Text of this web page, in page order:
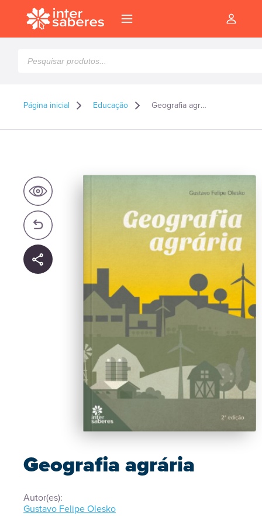
produtos
Página inicial Educação Geografia agrária
Geografia agrária
Autor(es):
Gustavo Felipe Olesko